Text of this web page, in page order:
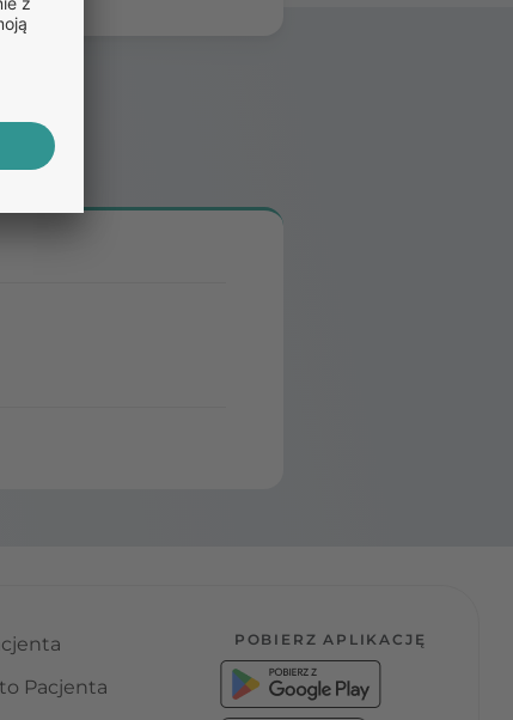
Pacjenta
POBIERZ APLIKACJĘ